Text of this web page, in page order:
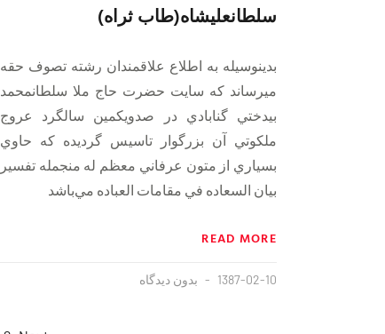
سلطانعلیشاه(طاب ثراه)
بدينوسيله به اطلاع علاقمندان رشته تصوف حقه
ميرساند كه سايت حضرت حاج ملا سلطانمحمد
بيدختي گنابادي در صدويكمين سالگرد عروج
ملكوتي آن بزرگوار تاسيس گرديده كه حاوي
بسياري از متون عرفاني معظم له منجمله تفسير
بيان السعاده في مقامات العباده مي‌باشد
READ MORE
1387-02-10 بدون دیدگاه